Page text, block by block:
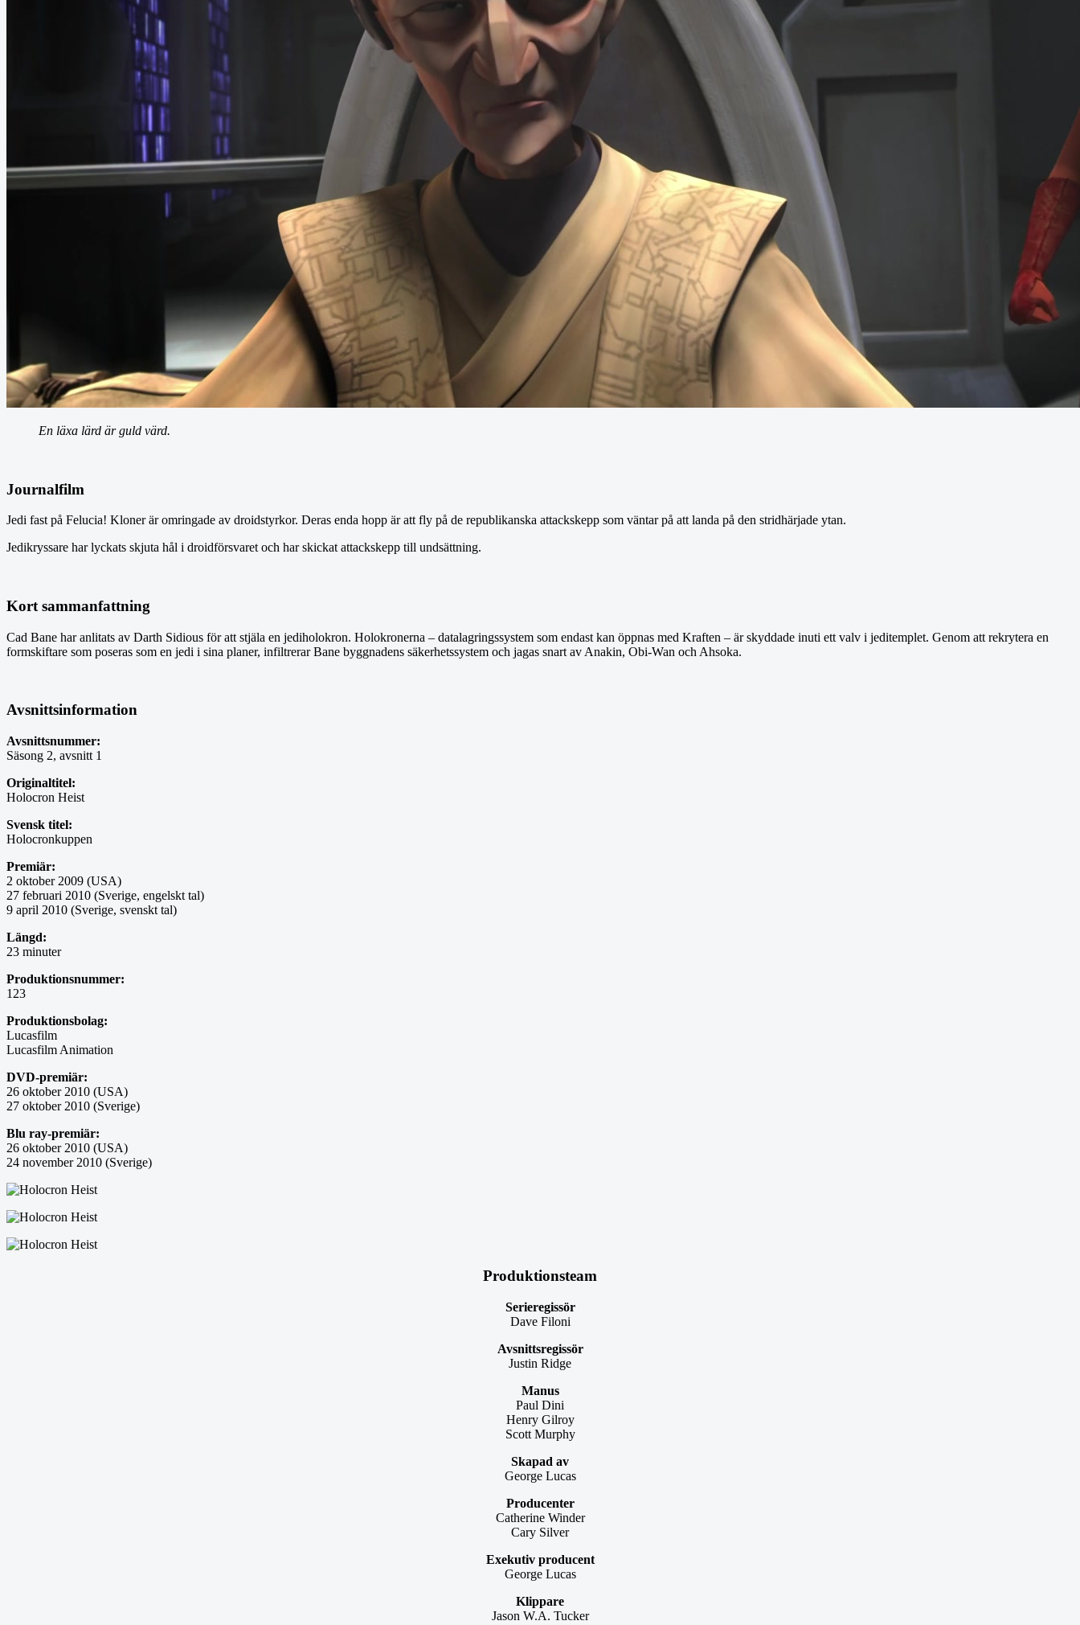
En läxa lärd är guld värd.
Journalfilm
Jedi fast på Felucia! Kloner är omringade av droidstyrkor. Deras enda hopp är att fly på de republikanska attackskepp som väntar på att landa på den stridhärjade ytan.
Jedikryssare har lyckats skjuta hål i droidförsvaret och har skickat attackskepp till undsättning.
Kort sammanfattning
Cad Bane har anlitats av Darth Sidious för att stjäla en jediholokron. Holokronerna – datalagringssystem som endast kan öppnas med Kraften – är skyddade inuti ett valv i jeditemplet. Genom att rekrytera en
formskiftare som poseras som en jedi i sina planer, infiltrerar Bane byggnadens säkerhetssystem och jagas snart av Anakin, Obi-Wan och Ahsoka.
Avsnittsinformation
Avsnittsnummer:
Säsong 2, avsnitt 1
Originaltitel:
Holocron Heist
Svensk titel:
Holocronkuppen
Premiär:
2 oktober 2009 (USA)
27 februari 2010 (Sverige, engelskt tal)
9 april 2010 (Sverige, svenskt tal)
Längd:
23 minuter
Produktionsnummer:
123
Produktionsbolag:
Lucasfilm
Lucasfilm Animation
DVD-premiär:
26 oktober 2010 (USA)
27 oktober 2010 (Sverige)
Blu ray-premiär:
26 oktober 2010 (USA)
24 november 2010 (Sverige)
Produktionsteam
Serieregissör
Dave Filoni
Avsnittsregissör
Justin Ridge
Manus
Paul Dini
Henry Gilroy
Scott Murphy
Skapad av
George Lucas
Producenter
Catherine Winder
Cary Silver
Exekutiv producent
George Lucas
Klippare
Jason W.A. Tucker